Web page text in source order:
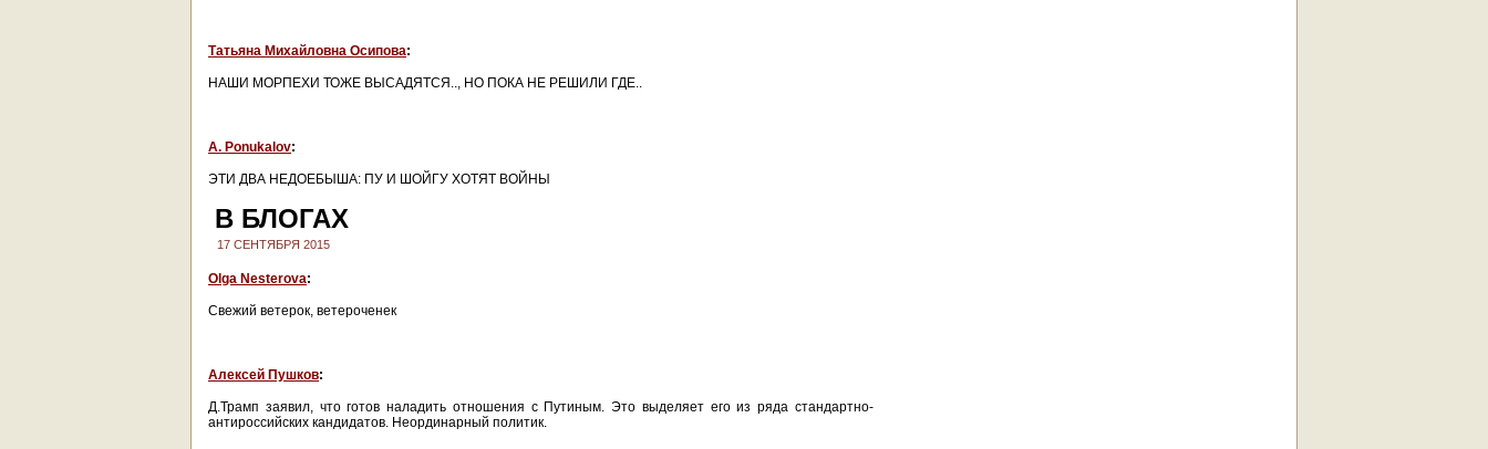
Татьяна Михайловна Осипова:
НАШИ МОРПЕХИ ТОЖЕ ВЫСАДЯТСЯ.., НО ПОКА НЕ РЕШИЛИ ГДЕ..
A. Ponukalov:
ЭТИ ДВА НЕДОЕБЫША: ПУ И ШОЙГУ ХОТЯТ ВОЙНЫ
В БЛОГАХ
17 СЕНТЯБРЯ 2015
Olga Nesterova:
Свежий ветерок, ветероченек
Алексей Пушков:
Д.Трамп заявил, что готов наладить отношения с Путиным. Это выделяет его из ряда стандартно-
антироссийских кандидатов. Неординарный политик.